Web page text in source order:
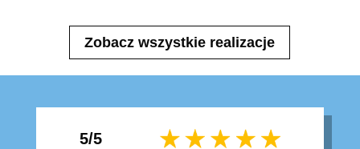
Zobacz wszystkie realizacje
5/5